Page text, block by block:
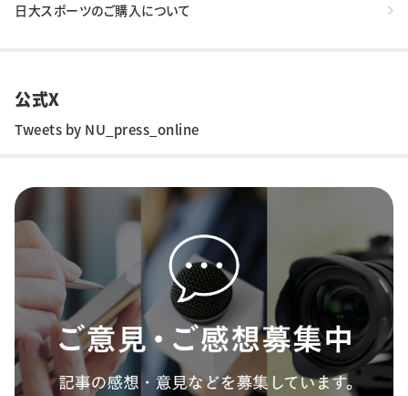
日大スポーツのご購入について
公式X
Tweets by NU_press_online